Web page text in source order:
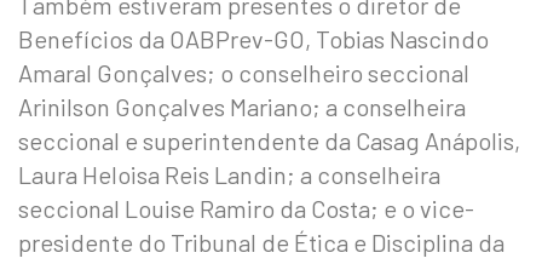
Benefícios da OABPrev-GO, Tobias Nascindo
Amaral Gonçalves; o conselheiro seccional
Arinilson Gonçalves Mariano; a conselheira
seccional e superintendente da Casag Anápolis,
Laura Heloisa Reis Landin; a conselheira
seccional Louise Ramiro da Costa; e o vice-
presidente do Tribunal de Ética e Disciplina da